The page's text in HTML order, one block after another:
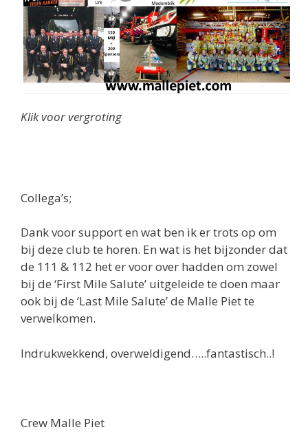
Klik voor vergroting
Collega’s;
Dank voor support en wat ben ik er trots op om
bij deze club te horen. En wat is het bijzonder dat
de 111 & 112 het er voor over hadden om zowel
bij de ‘First Mile Salute’ uitgeleide te doen maar
ook bij de ‘Last Mile Salute’ de Malle Piet te
verwelkomen.
Indrukwekkend, overweldigend…..fantastisch..!
Crew Malle Piet